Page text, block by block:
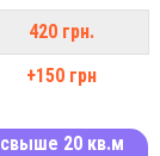
420 грн.
+150 грн
свыше 20 кв.м